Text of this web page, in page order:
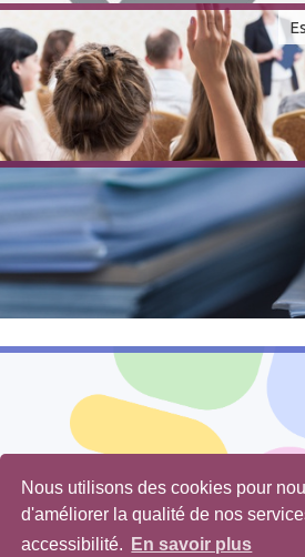
Nous utilisons des cookies pour
d'améliorer la qualité de nos
accessibilité.
En savoir plus
Centre de Gestion de la fonction
Bis Rue du Dr Michel Baudoux,